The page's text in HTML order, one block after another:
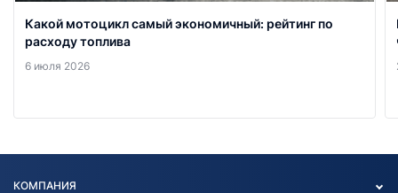
Какой мотоцикл самый экономичный: рейтинг по
расходу топлива
6 июля 2026
КОМПАНИЯ